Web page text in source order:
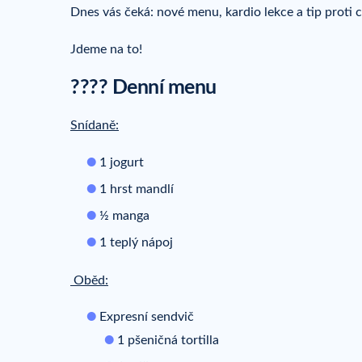
Dnes vás čeká: nové menu, kardio lekce a tip proti
Jdeme na to!
???? Denní menu
Snídaně:
1 jogurt
1 hrst mandlí
½ manga
1 teplý nápoj
Oběd:
Expresní sendvič
1 pšeničná tortilla